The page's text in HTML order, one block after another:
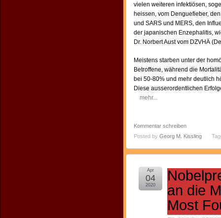
vielen weiteren infektiösen,
heissen, vom Denguefieber,
und SARS und MERS, den
der japanischen Enzephalitis,
Dr. Norbert Aust vom DZVHÄ
Meistens starben unter der
Betroffene, während die
bei 50-80% und mehr deutlich
Diese ausserordentlichen
mehr...
Kommentar schreiben
Posted by Georg M. Kissling
an die
Most
Apr
04
2020